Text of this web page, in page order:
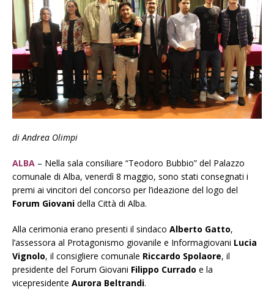
di Andrea Olimpi
ALBA – Nella sala consiliare “Teodoro Bubbio” del Palazzo
comunale di Alba, venerdì 8 maggio, sono stati consegnati i
premi ai vincitori del concorso per l’ideazione del logo del
Forum Giovani della Città di Alba.
Alla cerimonia erano presenti il sindaco Alberto Gatto,
l’assessora al Protagonismo giovanile e Informagiovani Lucia
Vignolo, il consigliere comunale Riccardo Spolaore, il
presidente del Forum Giovani Filippo Currado e la
vicepresidente Aurora Beltrandi.